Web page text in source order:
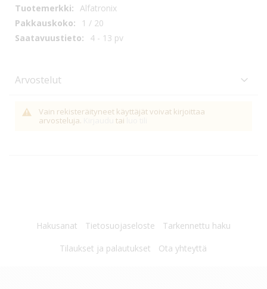
Alfatronix
1 / 20
4 - 13 pv
Arvostelut
Vain rekisteräityneet käyttäjät voivat kirjoittaa
arvosteluja.
tai
Hakusanat Tietosuojaseloste
Tarkennettu haku
Tilaukset ja palautukset
Ota yhteyttä